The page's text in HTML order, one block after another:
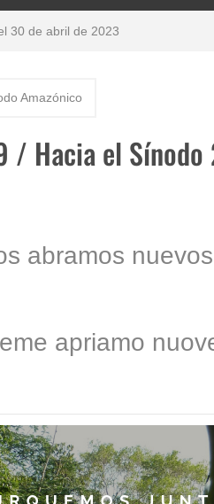
31 de marzo de 2023
la región Loreto
Amazónico
/ Hacia el Sínodo
abramos
apriamo